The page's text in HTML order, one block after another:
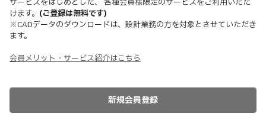
サービスをはじめとした、 各種会員様限定のサービスをご利用いただ
けます。 (ご登録は無料です)
※CADデータのダウンロードは、設計業務の方を対象とさせていただき
ます。
会員メリット・サービス紹介はこちら